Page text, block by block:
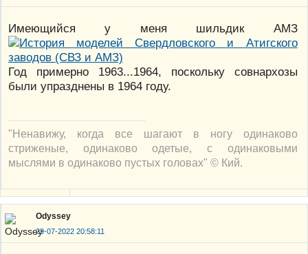
Имеющийся у меня шильдик АМЗ
Год примерно 1963...1964, поскольку совнархозы
были упразднены в 1964 году.
"Ненавижу, когда все шагают в ногу одинаково
стриженые, одинаково одетые, с одинаковыми
мыслями в одинаково пустых головах" © Кий.
Odyssey
29-07-2022 20:58:11